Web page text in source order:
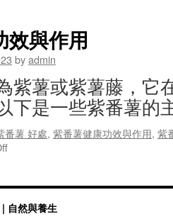
薯
高
抗
化
特
性
效與作用
byadmin
紫薯或紫薯藤，它
下是一些紫番薯的
番薯 好處, 紫番薯健康功效與作用, 紫
on
薯
健
康
自然與養生